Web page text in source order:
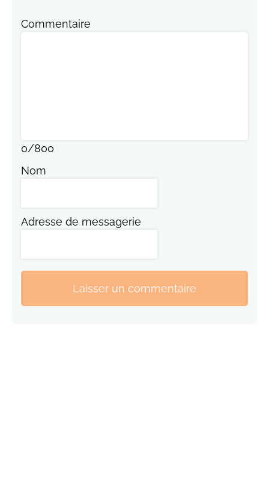
Commentaire
0/800
Nom
Adresse de messagerie
Laisser un commentaire